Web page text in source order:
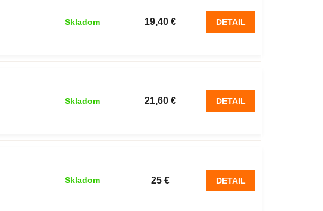
19,40 €
Skladom DETAIL
21,60 €
Skladom DETAIL
25 €
Skladom DETAIL